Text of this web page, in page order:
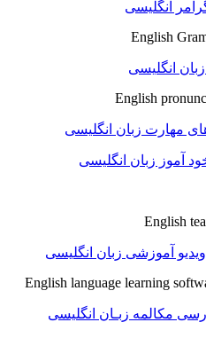
انگلیسی
English
انگلیسی
English
مهارت زبان انگلیسی
آموز زبان انگلیسی
English
آموزشی زبان انگلیسی
English language learning
مکالمه زبـان انگلیسی